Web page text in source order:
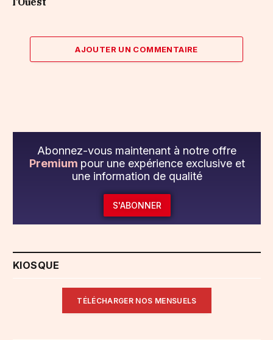
AJOUTER UN COMMENTAIRE
Abonnez-vous maintenant à notre offre
Premium pour une expérience exclusive et
une information de qualité
S'ABONNER
KIOSQUE
TÉLÉCHARGER NOS MENSUELS